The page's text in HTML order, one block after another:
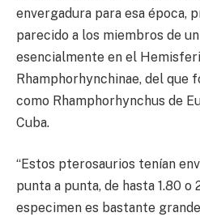
envergadura para esa época,
parecido a los miembros de
esencialmente en el
Rhamphorhynchinae, del que
como Rhamphorhynchus de
Cuba.
“Estos pterosaurios tenían
punta a punta, de hasta 1.80
especimen es bastante